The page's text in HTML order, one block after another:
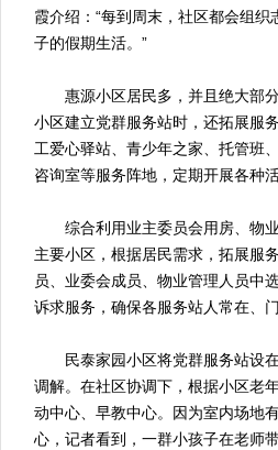
霞介绍：“每到周末，社区都会组
子的假期生活。”
惠源小区居民多，并且绝大部分
小区建立党群服务站时，还拓展服
工爱心驿站、青少年之家、托管班
咨询室等服务阵地，定期开展各种
综合利用业主委员会用房、物业
主要小区，根据居民需求，拓展服
员、业委会成员、物业管理人员中
诉求服务，确保各服务站人常在、门
民泰家园小区将党群服务站设在
调解。在社区协调下，根据小区老
动中心、早教中心。因为室内场地
心，记者看到，一群小孩子在老师